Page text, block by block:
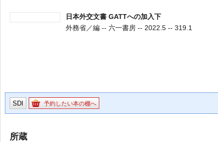
日本外交文書 GATTへの加入下
外務省／編 -- 六一書房 -- 2022.5 -- 319.1
SDI 予約したい本の棚へ
所蔵